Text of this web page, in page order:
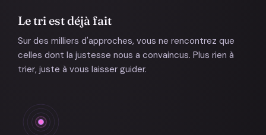
Le tri est déjà fait
Sur des milliers d'approches, vous ne rencontrez que
celles dont la justesse nous a convaincus. Plus rien à
trier, juste à vous laisser guider.